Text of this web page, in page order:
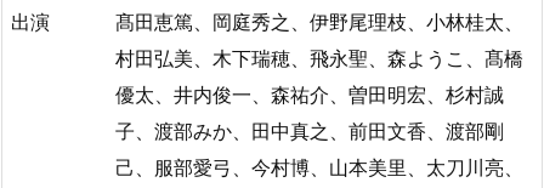
出演
髙田恵篤、岡庭秀之、伊野尾理枝、小林桂太、
村田弘美、木下瑞穂、飛永聖、森ようこ、髙橋
優太、井内俊一、森祐介、曽田明宏、杉村誠
子、渡部みか、田中真之、前田文香、渡部剛
己、服部愛弓、今村博、山本美里、太刀川亮、